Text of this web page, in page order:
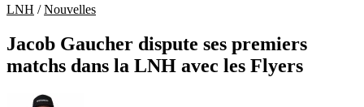
LNH /Nouvelles
Jacob Gaucher dispute ses premiers
matchs dans la LNH avec les Flyers